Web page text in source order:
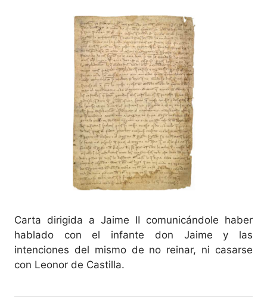
Carta dirigida a Jaime II comunicándole haber
hablado con el infante don Jaime y las
intenciones del mismo de no reinar, ni casarse
con Leonor de Castilla.